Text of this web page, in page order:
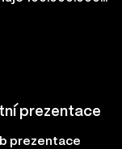
prezentace
prezentace